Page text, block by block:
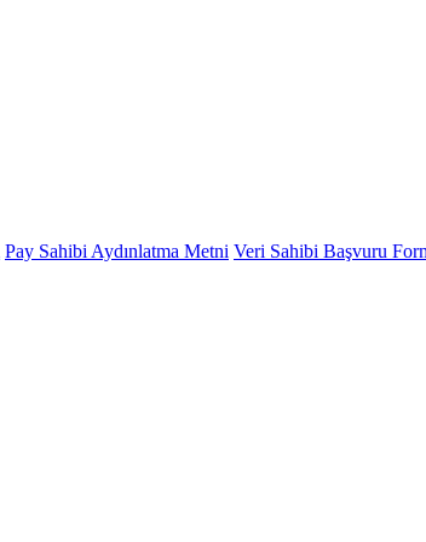
Pay Sahibi Aydınlatma Metni Veri Sahibi Başvuru